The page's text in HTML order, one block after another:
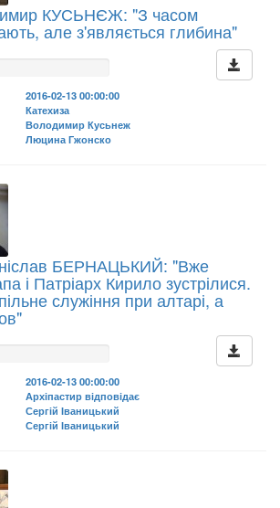
КУСЬНЄЖ: "З часом
але з'являється глибина"
2016-02-13 00:00:00
Катехиза
Володимир Кусьнеж
Люцина Гжонско
БЕРНАЦЬКИЙ: "Вже
і Патріарх Кирило зустрілися.
служіння при алтарі, а
2016-02-13 00:00:00
Архіпастир відповідає
Сергій Іваницький
Сергій Іваницький